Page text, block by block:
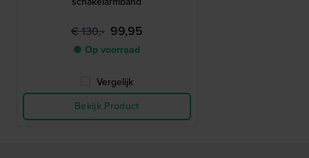
€ 130,- 99,95
● Op voorraad
Vergelijk
Bekijk Product